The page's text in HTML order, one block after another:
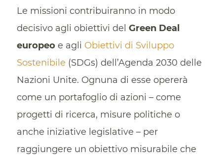
Le missioni contribuiranno in modo
decisivo agli obiettivi del Green Deal
europeoe agli Obiettivi di Sviluppo
Sostenibile (SDGs) dell’Agenda 2030 delle
Nazioni Unite. Ognuna di esse opererà
come un portafoglio di azioni – come
progetti di ricerca, misure politiche o
anche iniziative legislative – per
raggiungere un obiettivo misurabile che